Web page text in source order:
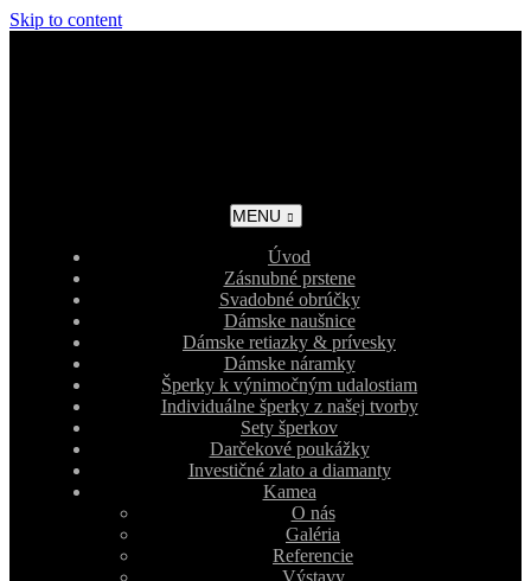
Skip to content
MENU
Úvod
Zásnubné prstene
Svadobné obrúčky
Dámske naušnice
Dámske retiazky & prívesky
Dámske náramky
Šperky k výnimočným udalostiam
Individuálne šperky z našej tvorby
Sety šperkov
Darčekové poukážky
Investičné zlato a diamanty
Kamea
O nás
Galéria
Referencie
Výstavy